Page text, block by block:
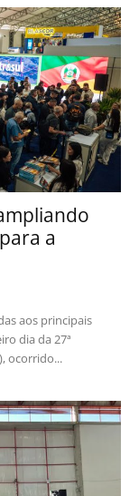
a
aos principais
dia da 27ª
ocorrido...